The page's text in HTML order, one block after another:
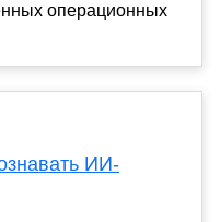
операционных
ИИ-